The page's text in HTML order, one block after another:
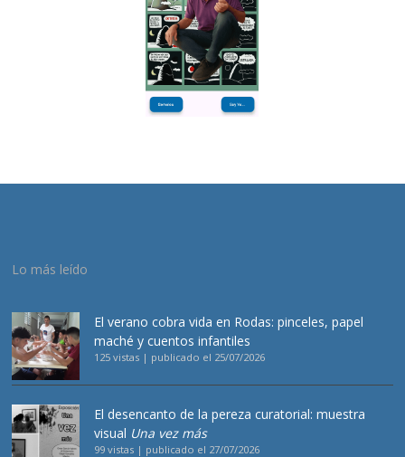
Lo más leído
El verano cobra vida en Rodas: pinceles, papel
maché y cuentos infantiles
125 vistas | publicado el 25/07/2026
El desencanto de la pereza curatorial: muestra
visual Una vez más
99 vistas | publicado el 27/07/2026